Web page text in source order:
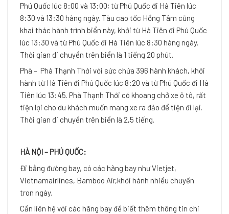
Phú Quốc lúc 8:00 và 13:00; từ Phú Quốc đi Hà Tiên lúc
8:30 và 13:30 hàng ngày. Tàu cao tốc Hồng Tâm cũng
khai thác hành trình biển này, khởi từ Hà Tiên đi Phú Quốc
lúc 13:30 và từ Phú Quốc đi Hà Tiên lúc 8:30 hàng ngày.
Thời gian di chuyển trên biển là 1 tiếng 20 phút.
Phà – Phà Thạnh Thới với sức chứa 396 hành khách, khởi
hành từ Hà Tiên đi Phú Quốc lúc 8:20 và từ Phú Quốc đi Hà
Tiên lúc 13:45. Phà Thạnh Thới có khoang chở xe ô tô, rất
tiện lợi cho du khách muốn mang xe ra đảo để tiện đi lại.
Thời gian di chuyển trên biển là 2,5 tiếng.
HÀ NỘI – PHÚ QUỐC:
Đi bằng đường bay, có các hãng bay như Vietjet,
Vietnamairlines, Bamboo Air,khởi hành nhiều chuyến
tron ngày.
Cần liên hệ với các hãng bay để biết thêm thông tin chi